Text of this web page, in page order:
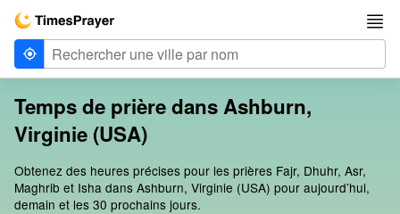
Temps de prière dans Ashburn,
Virginie (USA)
Obtenez des heures précises pour les prières Fajr, Dhuhr, Asr,
Maghrib et Isha dans Ashburn, Virginie (USA) pour aujourd’hui,
demain et les 30 prochains jours.